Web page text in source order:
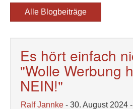
Alle Blogbeiträge
Es hört einfach
"Wolle Werbung
NEIN!"
Ralf Jannke - 30. August 2024 -